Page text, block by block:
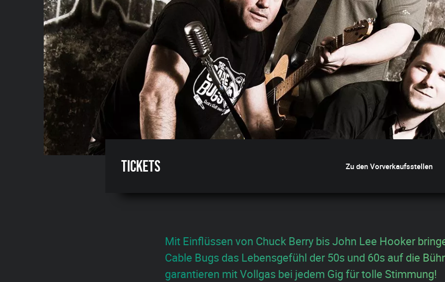
Tickets Zu den Vorverkaufsstellen
Mit Einflüssen von Chuck Berry bis John Lee Hooker
Cable Bugs das Lebensgefühl der 50s und 60s auf die
garantieren mit Vollgas bei jedem Gig für tolle Stimmung!